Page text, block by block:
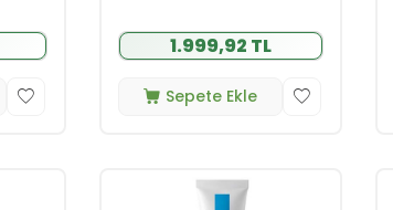
1.999,92 TL
Sepete Ekle